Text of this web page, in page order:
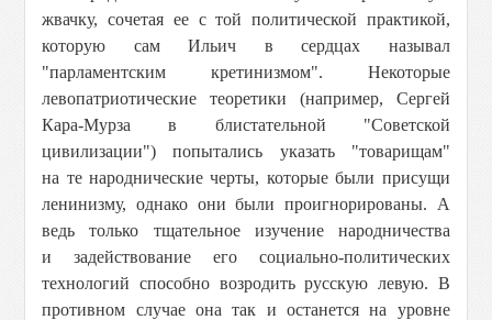
жвачку, сочетая ее с той политической практикой,
которую сам Ильич в сердцах называл
"парламентским кретинизмом". Некоторые
левопатриотические теоретики (например, Сергей
Кара-Мурза в блистательной "Советской
цивилизации") попытались указать "товарищам"
на те народнические черты, которые были присущи
ленинизму, однако они были проигнорированы. А
ведь только тщательное изучение народничества
и задействование его социально-политических
технологий способно возродить русскую левую. В
противном случае она так и останется на уровне